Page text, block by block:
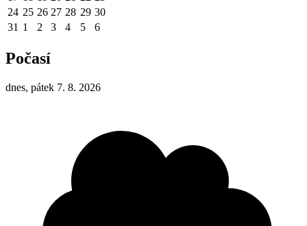
24 25 26 27 28 29 30
31 1 2 3 4 5 6
Počasí
dnes, pátek 7. 8. 2026